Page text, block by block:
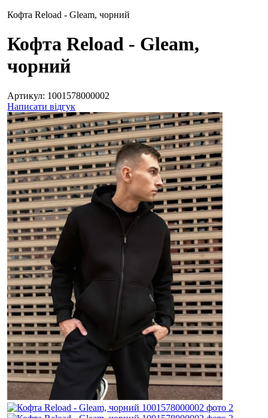
Кофта Reload - Gleam, чорний
Кофта Reload - Gleam,
чорний
Артикул: 1001578000002
Написати відгук